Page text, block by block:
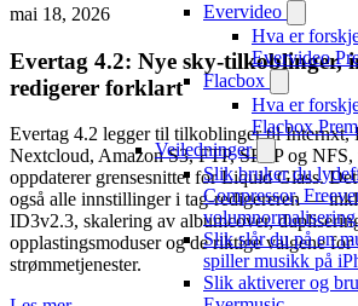
Evervideo
Hva er
Evervideo
Flacbox
Hva er
Flacbox
Veiledninger
Slik bruker du
Compressor,
Slik slår du på en
spiller musikk på
Slik aktiverer og
mai 18, 2026
Evertag 4.2: Nye sky-tilkoblinger,
redigerer forklart
Evertag 4.2 legger til tilkoblinger til Internxt,
Nextcloud, Amazon S3, FTP, SFTP og
oppdaterer grensesnittet for Liquid Glass.
også alle innstillinger i tag-redigereren —
ID3v2.3, skalering av albumcover,
opplastingsmoduser og de riktige valgene
strømmetjenester.